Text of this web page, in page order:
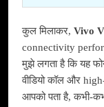
कुल मिलाकर, Vivo
connectivity
मुझे लगता है कि यह
वीडियो कॉल और
आपको पता है, कभी-